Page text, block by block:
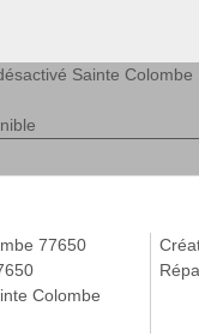
Sainte Colombe
77650
Colombe